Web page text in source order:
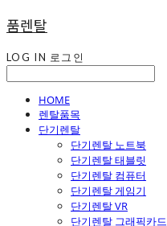
품렌탈
LOG IN 로그인
HOME
렌탈품목
단기렌탈
단기렌탈 노트북
단기렌탈 태블릿
단기렌탈 컴퓨터
단기렌탈 게임기
단기렌탈 VR
단기렌탈 그래픽카드